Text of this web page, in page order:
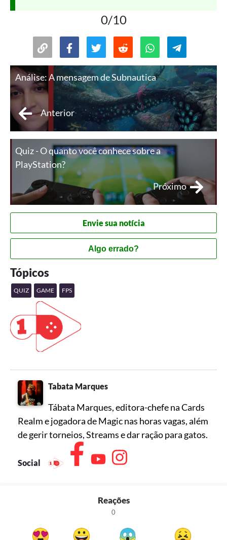
0/10
Análise: A mensagem de Subnautica
Anterior
Quiz - O quanto você conhece sobre a
PlayStation?
Próximo
Envie sua notícia
Algo errado?
Tópicos
QUIZ GAME FPS
Tabata Marques
Tábata Marques, editora-chefe na Cards
Realm e jogadora de Magic nas horas vagas, além
de gerir torneios, Streams e dar ração para gatos.
Social
Reações
0